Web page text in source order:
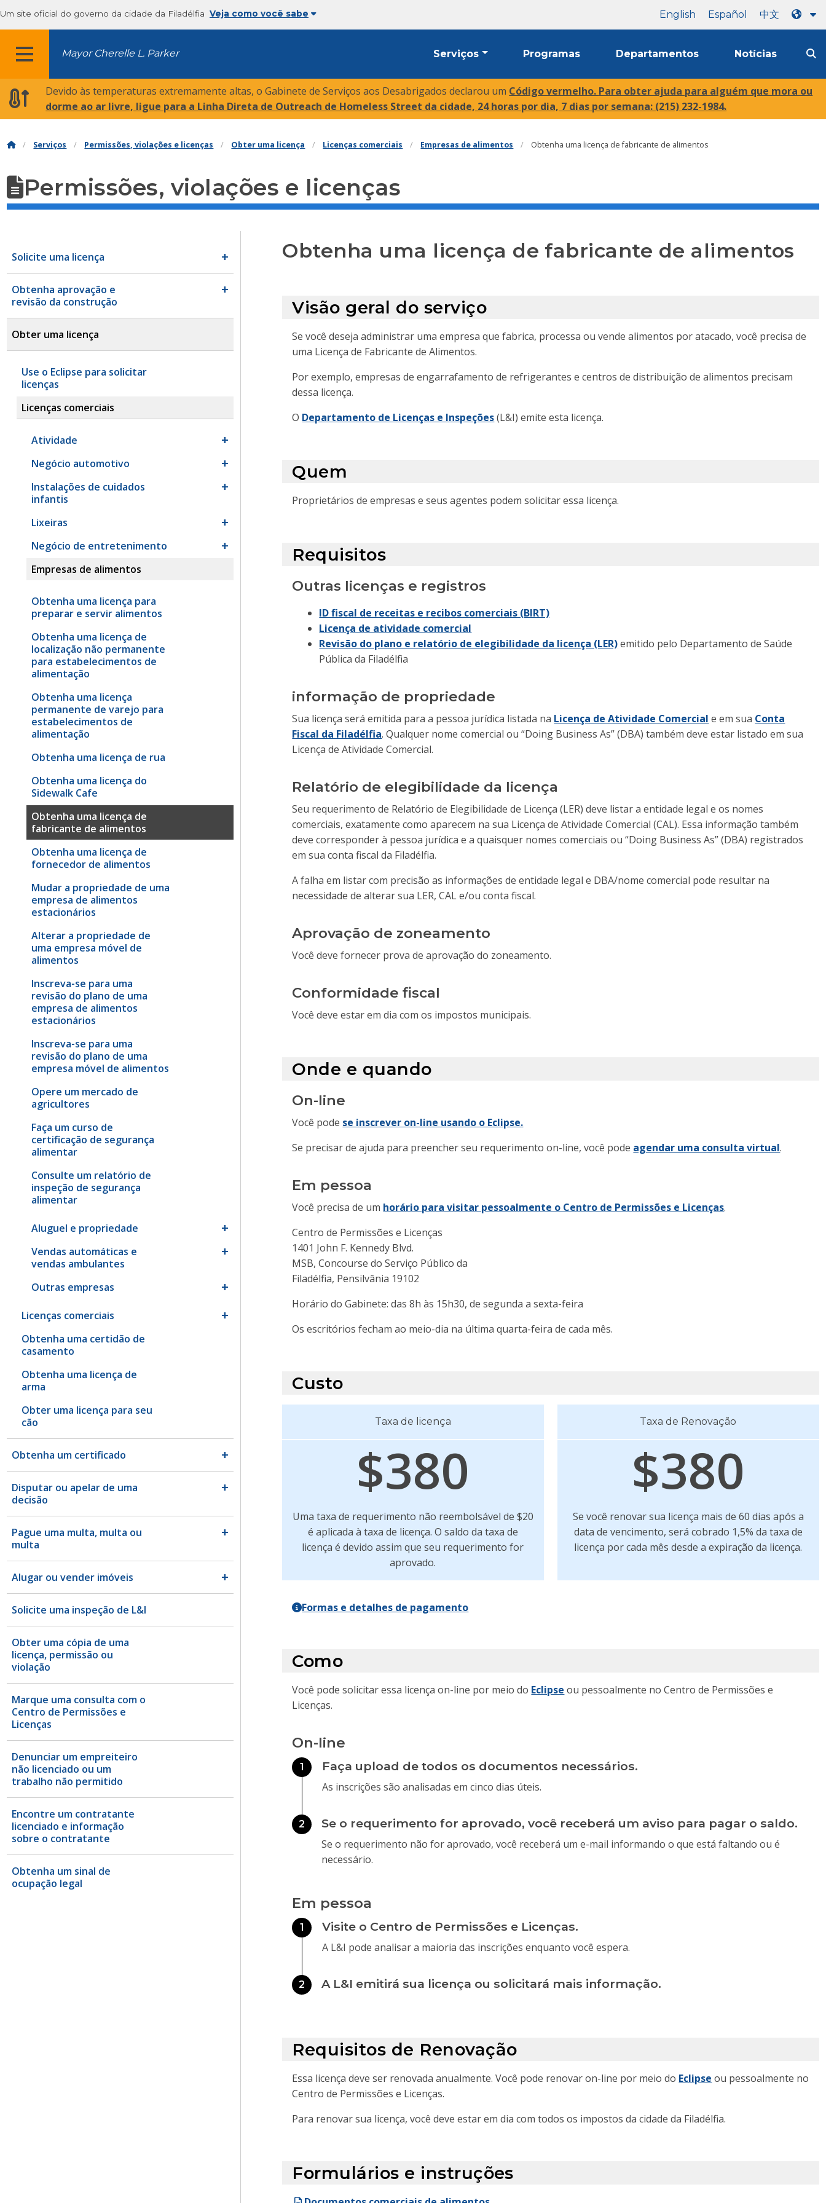
Um site oficial do governo da cidade da Filadélfia Veja como você sabe English Español 中文
MENU
Mayor Cherelle L. Parker Serviços Programas Departamentos Notícias
Devido às temperaturas extremamente altas, o Gabinete de Serviços aos Desabrigados declarou um Código vermelho. Para obter ajuda para alguém que mora ou
dorme ao ar livre, ligue para a Linha Direta de Outreach de Homeless Street da cidade, 24 horas por dia, 7 dias por semana: (215) 232-1984.
Serviços Permissões, violações e licenças Obter uma licença Licenças comerciais Empresas de alimentos Obtenha uma licença de fabricante de alimentos
Permissões, violações e licenças
Solicite uma licença
Obtenha aprovação e
revisão da construção
Obter uma licença
Use o Eclipse para solicitar
licenças
Licenças comerciais
Atividade
Negócio automotivo
Instalações de cuidados
infantis
Lixeiras
Negócio de entretenimento
Empresas de alimentos
Obtenha uma licença para
preparar e servir alimentos
Obtenha uma licença de
localização não permanente
para estabelecimentos de
alimentação
Obtenha uma licença
permanente de varejo para
estabelecimentos de
alimentação
Obtenha uma licença de rua
Obtenha uma licença do
Sidewalk Cafe
Obtenha uma licença de
fabricante de alimentos
Obtenha uma licença de
fornecedor de alimentos
Mudar a propriedade de uma
empresa de alimentos
estacionários
Alterar a propriedade de
uma empresa móvel de
alimentos
Inscreva-se para uma
revisão do plano de uma
empresa de alimentos
estacionários
Inscreva-se para uma
revisão do plano de uma
empresa móvel de alimentos
Opere um mercado de
agricultores
Faça um curso de
certificação de segurança
alimentar
Consulte um relatório de
inspeção de segurança
alimentar
Aluguel e propriedade
Vendas automáticas e
vendas ambulantes
Outras empresas
Licenças comerciais
Obtenha uma certidão de
casamento
Obtenha uma licença de
arma
Obter uma licença para seu
cão
Obtenha um certificado
Disputar ou apelar de uma
decisão
Pague uma multa, multa ou
multa
Alugar ou vender imóveis
Solicite uma inspeção de L&I
Obter uma cópia de uma
licença, permissão ou
violação
Marque uma consulta com o
Centro de Permissões e
Licenças
Denunciar um empreiteiro
não licenciado ou um
trabalho não permitido
Encontre um contratante
licenciado e informação
sobre o contratante
Obtenha um sinal de
ocupação legal
Obtenha uma licença de fabricante de alimentos
Visão geral do serviço
Se você deseja administrar uma empresa que fabrica, processa ou vende alimentos por atacado, você precisa de
uma Licença de Fabricante de Alimentos.
Por exemplo, empresas de engarrafamento de refrigerantes e centros de distribuição de alimentos precisam
dessa licença.
O Departamento de Licenças e Inspeções(L&I) emite esta licença.
Quem
Proprietários de empresas e seus agentes podem solicitar essa licença.
Requisitos
Outras licenças e registros
ID fiscal de receitas e recibos comerciais (BIRT)
Licença de atividade comercial
Revisão do plano e relatório de elegibilidade da licença (LER)emitido pelo Departamento de Saúde
Pública da Filadélfia
informação de propriedade
Sua licença será emitida para a pessoa jurídica listada na Licença de Atividade Comercial e em sua Conta
Fiscal da Filadélfia. Qualquer nome comercial ou “Doing Business As” (DBA) também deve estar listado em sua
Licença de Atividade Comercial.
Relatório de elegibilidade da licença
Seu requerimento de Relatório de Elegibilidade de Licença (LER) deve listar a entidade legal e os nomes
comerciais, exatamente como aparecem na sua Licença de Atividade Comercial (CAL). Essa informação também
deve corresponder à pessoa jurídica e a quaisquer nomes comerciais ou “Doing Business As” (DBA) registrados
em sua conta fiscal da Filadélfia.
A falha em listar com precisão as informações de entidade legal e DBA/nome comercial pode resultar na
necessidade de alterar sua LER, CAL e/ou conta fiscal.
Aprovação de zoneamento
Você deve fornecer prova de aprovação do zoneamento.
Conformidade fiscal
Você deve estar em dia com os impostos municipais.
Onde e quando
On-line
Você pode se inscrever on-line usando o Eclipse.
Se precisar de ajuda para preencher seu requerimento on-line, você pode agendar uma consulta virtual.
Em pessoa
Você precisa de um horário para visitar pessoalmente o Centro de Permissões e Licenças.
Centro de Permissões e Licenças
1401 John F. Kennedy Blvd.
MSB, Concourse do Serviço Público da
Filadélfia, Pensilvânia 19102
Horário do Gabinete: das 8h às 15h30, de segunda a sexta-feira
Os escritórios fecham ao meio-dia na última quarta-feira de cada mês.
Custo
Taxa de licença
$380
Uma taxa de requerimento não reembolsável de $20
é aplicada à taxa de licença. O saldo da taxa de
licença é devido assim que seu requerimento for
aprovado.
Taxa de Renovação
$380
Se você renovar sua licença mais de 60 dias após a
data de vencimento, será cobrado 1,5% da taxa de
licença por cada mês desde a expiração da licença.
Formas e detalhes de pagamento
Como
Você pode solicitar essa licença on-line por meio do Eclipse ou pessoalmente no Centro de Permissões e
Licenças.
On-line
1 Faça upload de todos os documentos necessários.
As inscrições são analisadas em cinco dias úteis.
2 Se o requerimento for aprovado, você receberá um aviso para pagar o saldo.
Se o requerimento não for aprovado, você receberá um e-mail informando o que está faltando ou é
necessário.
Em pessoa
1 Visite o Centro de Permissões e Licenças.
A L&I pode analisar a maioria das inscrições enquanto você espera.
2 A L&I emitirá sua licença ou solicitará mais informação.
Requisitos de Renovação
Essa licença deve ser renovada anualmente. Você pode renovar on-line por meio do Eclipse ou pessoalmente no
Centro de Permissões e Licenças.
Para renovar sua licença, você deve estar em dia com todos os impostos da cidade da Filadélfia.
Formulários e instruções